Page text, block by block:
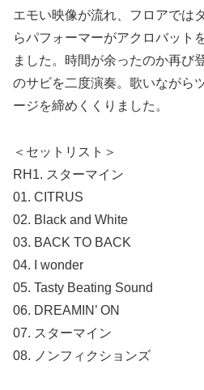
エモい映像が流れ、フロアでは
らパフォーマーがアクロバット
ました。時間が余ったのか再び
のサビを二度演奏。歌いながら
ージを締めくくりました。
＜セットリスト＞
RH1. スターマイン
01. CITRUS
02. Black and White
03. BACK TO BACK
04. I wonder
05. Tasty Beating Sound
06. DREAMIN’ ON
07. スターマイン
08. ノンフィクションズ